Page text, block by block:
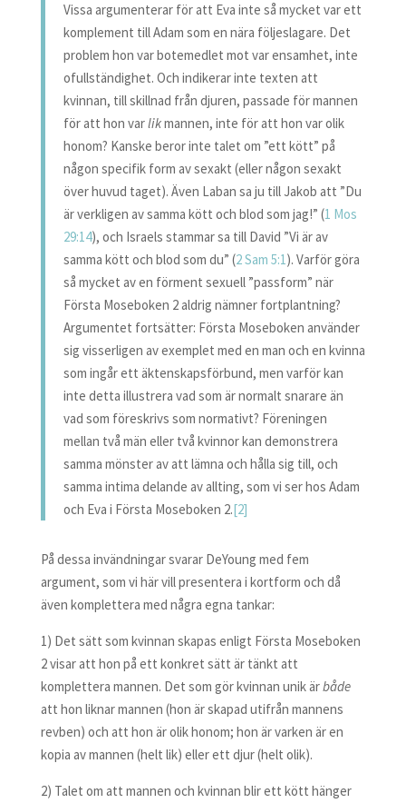
Vissa argumenterar för att Eva inte så mycket var ett
komplement till Adam som en nära följeslagare. Det
problem hon var botemedlet mot var ensamhet, inte
ofullständighet. Och indikerar inte texten att
kvinnan, till skillnad från djuren, passade för mannen
för att hon varlikmannen, inte för att hon var olik
honom? Kanske beror inte talet om ”ett kött” på
någon specifik form av sexakt (eller någon sexakt
över huvud taget). Även Laban sa ju till Jakob att ”Du
är verkligen av samma kött och blod som jag!” (1 Mos
29:14), och Israels stammar sa till David ”Vi är av
samma kött och blod som du” (2 Sam 5:1). Varför göra
så mycket av en förment sexuell ”passform” när
Första Moseboken 2 aldrig nämner fortplantning?
Argumentet fortsätter: Första Moseboken använder
sig visserligen av exemplet med en man och en kvinna
som ingår ett äktenskapsförbund, men varför kan
inte detta illustrera vad som är normalt snarare än
vad som föreskrivs som normativt? Föreningen
mellan två män eller två kvinnor kan demonstrera
samma mönster av att lämna och hålla sig till, och
samma intima delande av allting, som vi ser hos Adam
och Eva i Första Moseboken 2.[2]
På dessa invändningar svarar DeYoung med fem
argument, som vi här vill presentera i kortform och då
även komplettera med några egna tankar:
1) Det sätt som kvinnan skapas enligt Första Moseboken
2 visar att hon på ett konkret sätt är tänkt att
komplettera mannen. Det som gör kvinnan unik ärbåde
att hon liknar mannen (hon är skapad utifrån mannens
revben) och att hon är olik honom; hon är varken är en
kopia av mannen (helt lik) eller ett djur (helt olik).
2) Talet om att mannen och kvinnan blir ett kött hänger